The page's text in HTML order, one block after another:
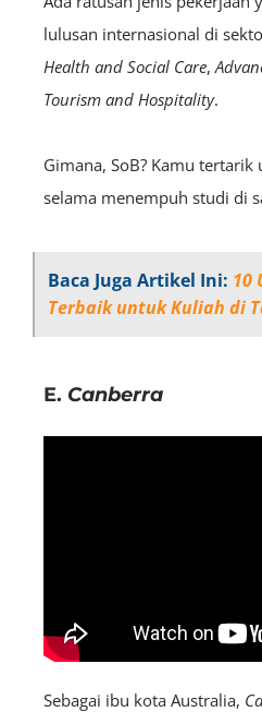
lulusan internasional di
Health and Social Care,
Tourism and Hospitality.
Gimana, SoB? Kamu
selama menempuh studi di
Baca Juga Artikel Ini: 10
Terbaik untuk Kuliah di
E. Canberra
Sebagai ibu kota Australia,